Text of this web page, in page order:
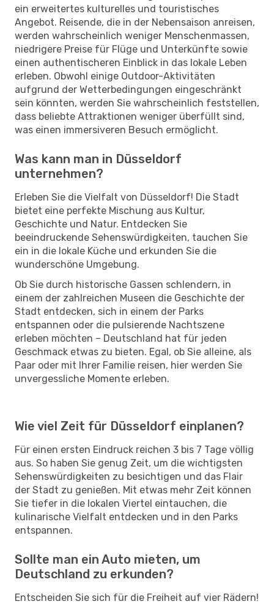
ein erweitertes kulturelles und touristisches
Angebot. Reisende, die in der Nebensaison anreisen,
werden wahrscheinlich weniger Menschenmassen,
niedrigere Preise für Flüge und Unterkünfte sowie
einen authentischeren Einblick in das lokale Leben
erleben. Obwohl einige Outdoor-Aktivitäten
aufgrund der Wetterbedingungen eingeschränkt
sein könnten, werden Sie wahrscheinlich feststellen,
dass beliebte Attraktionen weniger überfüllt sind,
was einen immersiveren Besuch ermöglicht.
Was kann man in Düsseldorf
unternehmen?
Erleben Sie die Vielfalt von Düsseldorf! Die Stadt
bietet eine perfekte Mischung aus Kultur,
Geschichte und Natur. Entdecken Sie
beeindruckende Sehenswürdigkeiten, tauchen Sie
ein in die lokale Küche und erkunden Sie die
wunderschöne Umgebung.
Ob Sie durch historische Gassen schlendern, in
einem der zahlreichen Museen die Geschichte der
Stadt entdecken, sich in einem der Parks
entspannen oder die pulsierende Nachtszene
erleben möchten – Deutschland hat für jeden
Geschmack etwas zu bieten. Egal, ob Sie alleine, als
Paar oder mit Ihrer Familie reisen, hier werden Sie
unvergessliche Momente erleben.
Wie viel Zeit für Düsseldorf einplanen?
Für einen ersten Eindruck reichen 3 bis 7 Tage völlig
aus. So haben Sie genug Zeit, um die wichtigsten
Sehenswürdigkeiten zu besichtigen und das Flair
der Stadt zu genießen. Mit etwas mehr Zeit können
Sie tiefer in die lokalen Viertel eintauchen, die
kulinarische Vielfalt entdecken und in den Parks
entspannen.
Sollte man ein Auto mieten, um
Deutschland zu erkunden?
Entscheiden Sie sich für die Freiheit auf vier Rädern!